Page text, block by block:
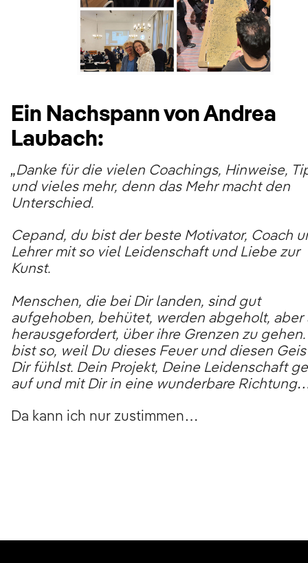
Ein Nachspann von Andrea
Laubach:
„Danke für die vielen Coachings, Hinweise,
und vieles mehr, denn das Mehr macht den
Unterschied.
Cepand, du bist der beste Motivator, Coach
Lehrer mit so viel Leidenschaft und Liebe zur
Kunst.
Menschen, die bei Dir landen, sind gut
aufgehoben, behütet, werden abgeholt, aber
herausgefordert, über ihre Grenzen zu gehen.
bist so, weil Du dieses Feuer und diesen
Dir fühlst. Dein Projekt, Deine Leidenschaft
auf und mit Dir in eine wunderbare
Da kann ich nur zustimmen…